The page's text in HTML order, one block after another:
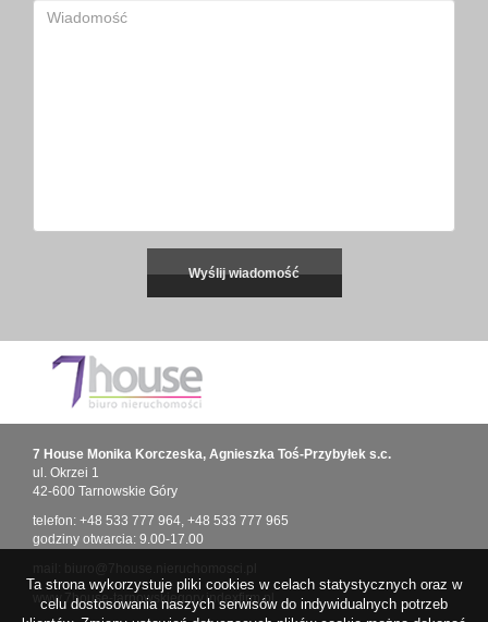
7 House Monika Korczeska, Agnieszka Toś-Przybyłek s.c.
ul. Okrzei 1
42-600 Tarnowskie Góry
telefon: +48 533 777 964, +48 533 777 965
godziny otwarcia: 9.00-17.00
www.7house-tarnowskiegory.indexfirm.pl
Ta strona wykorzystuje pliki cookies w celach statystycznych oraz w
celu dostosowania naszych serwisów do indywidualnych potrzeb